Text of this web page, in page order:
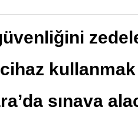
sınava